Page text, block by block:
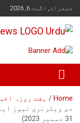
to
content
جمعرات, اگست 6, 2026
& Views
Home
ہفت روزہ
31 دسمبر 2023)